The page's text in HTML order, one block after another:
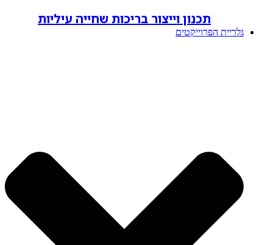
תכנון וייצור בריכות שחייה עיליות
גלריית הפרוייקטים